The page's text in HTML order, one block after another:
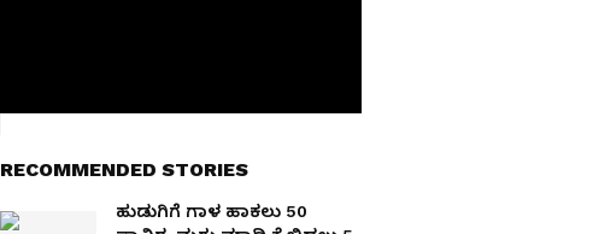
RECOMMENDED STORIES
ಹುಡುಗಿಗೆ ಗಾಳ ಹಾಕಲು 50